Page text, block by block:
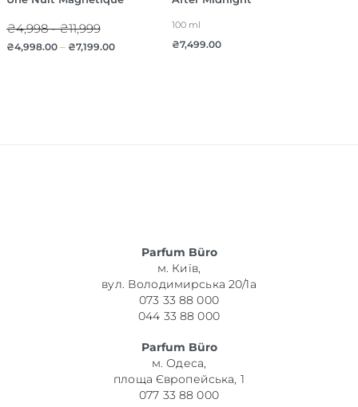
₴4,998 - ₴11,999
₴4,998.00– ₴7,199.00
100 ml
₴7,499.00
Parfum Büro
м. Київ,
вул. Володимирська 20/1а
073 33 88 000
044 33 88 000
Parfum Büro
м. Одеса,
площа Європейська, 1
077 33 88 000